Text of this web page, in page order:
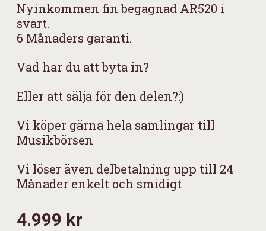
Nyinkommen fin begagnad AR520 i
svart.
6 Månaders garanti.
Vad har du att byta in?
Eller att sälja för den delen?:)
Vi köper gärna hela samlingar till
Musikbörsen
Vi löser även delbetalning upp till 24
Månader enkelt och smidigt
4.999 kr